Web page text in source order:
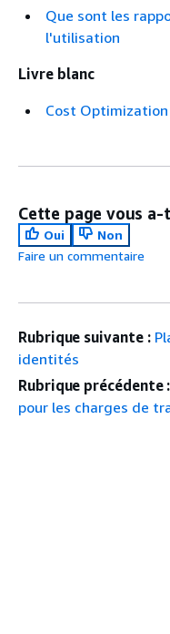
Que sont les
l'utilisation
Livre blanc
Cost
Cette page vous
Oui
Non
Faire un commentaire
Rubrique suivante :
identités
Rubrique précédente :
pour les charges de